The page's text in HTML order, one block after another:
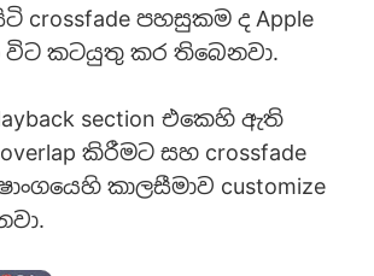
පහසුකම ද Apple
විට කටයුතු කර තිබෙනවා.
section එකෙහි ඇති
කිරීමට සහ crossfade
කාලසීමාව customize